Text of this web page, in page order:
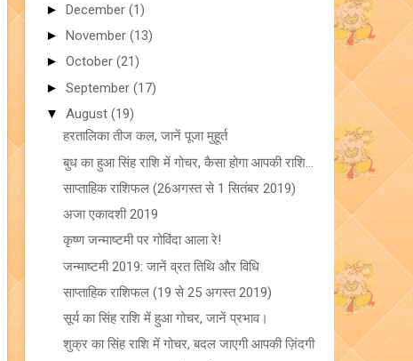
► December (1)
► November (13)
► October (21)
► September (17)
▼ August (19)
हरतालिका तीज कल, जानें पूजा मुहूर्त
बुध का हुआ सिंह राशि में गोचर, कैसा होगा आपकी राशि...
साप्ताहिक राशिफल (26अगस्त से 1 सितंबर 2019)
अजा एकादशी 2019
कृष्ण जन्माष्टमी पर गोविंदा आला रे!
जन्माष्टमी 2019: जानें व्रत तिथि और विधि
साप्ताहिक राशिफल (19 से 25 अगस्त 2019)
सूर्य का सिंह राशि में हुआ गोचर, जानें प्रभाव।
शुक्र का सिंह राशि में गोचर, बदल जाएगी आपकी ज़िंदगी